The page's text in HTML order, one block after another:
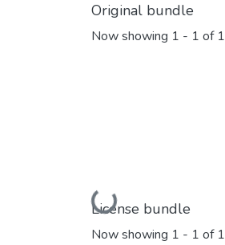
Original bundle
Now showing 1 - 1 of 1
Loading...
License bundle
Now showing 1 - 1 of 1